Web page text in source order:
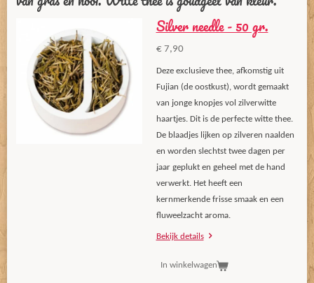
Silver needle - 50 gr.
€ 7,90
Deze exclusieve thee, afkomstig uit
Fujian (de oostkust), wordt gemaakt
van jonge knopjes vol zilverwitte
haartjes. Dit is de perfecte witte thee.
De blaadjes lijken op zilveren naalden
en worden slechtst twee dagen per
jaar geplukt en geheel met de hand
verwerkt. Het heeft een
kernmerkende frisse smaak en een
fluweelzacht aroma.
Bekijk details
In winkelwagen